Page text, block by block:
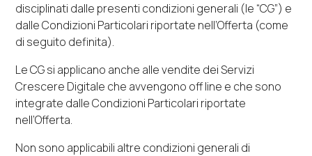
disciplinati dalle presenti condizioni generali (le “CG”) e
dalle Condizioni Particolari riportate nell’Offerta (come
di seguito definita).
Le CG si applicano anche alle vendite dei Servizi
Crescere Digitale che avvengono off line e che sono
integrate dalle Condizioni Particolari riportate
nell’Offerta.
Non sono applicabili altre condizioni generali di